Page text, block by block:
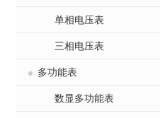
单相电压表
三相电压表
多功能表
数显多功能表